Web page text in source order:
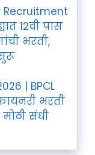
Recruitment
12वी पास
भरती,
| BPCL
भरती
मोठी संधी